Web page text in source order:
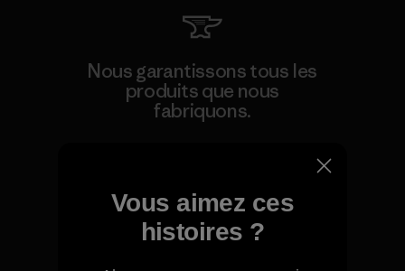
Nous garantissons tous les
produits que nous
fabriquons.
Vous aimez ces
histoires ?